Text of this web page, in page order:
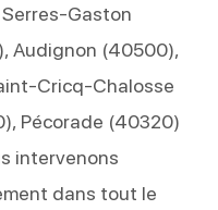
Gaston
Audignon (40500),
Cricq-Chalosse
Pécorade (40320)
intervenons
dans tout le